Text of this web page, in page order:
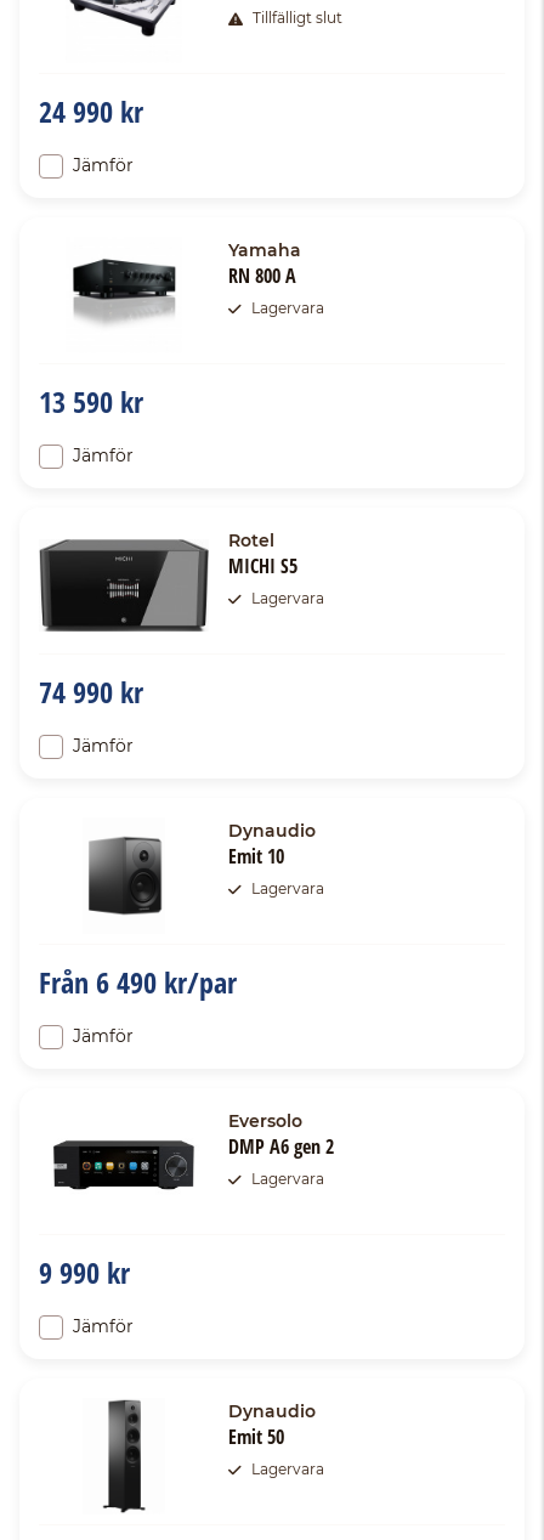
Tillfälligt slut
24 990 kr
Jämför
Yamaha
RN 800 A
Lagervara
13 590 kr
Jämför
Rotel
MICHI S5
Lagervara
74 990 kr
Jämför
Dynaudio
Emit 10
Lagervara
Från 6 490 kr/par
Jämför
Eversolo
DMP A6 gen 2
Lagervara
9 990 kr
Jämför
Dynaudio
Emit 50
Lagervara